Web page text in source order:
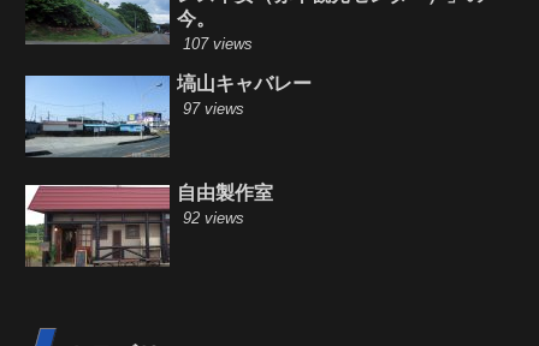
今。
107 views
塙山キャバレー
97 views
自由製作室
92 views